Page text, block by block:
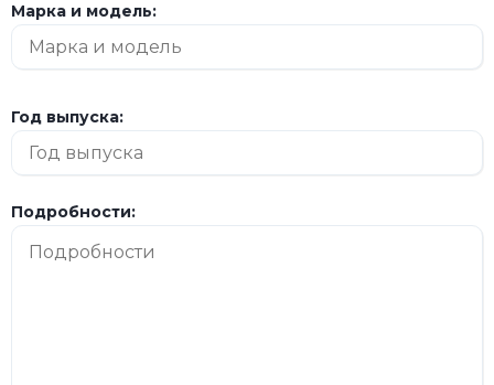
Марка и модель:
Год выпуска:
Подробности: